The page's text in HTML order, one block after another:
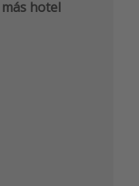
hotel